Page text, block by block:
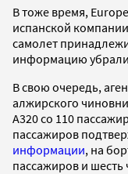
В тоже время,
испанской
самолет
информацию убрали
В свою очередь,
алжирского
A320 со 110
пассажиров
информации, на
пассажиров и шесть